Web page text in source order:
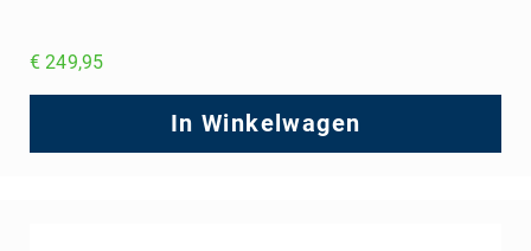
€ 249,95
In Winkelwagen